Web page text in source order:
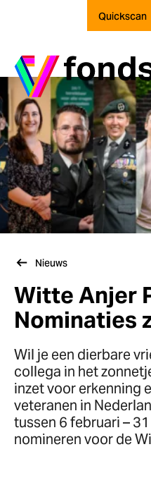
Ga naar home
Quickscan
Nieuws
Witte Anjer
Nominaties
Wil je een dierbare
collega in het
inzet voor erkenning
veteranen in
tussen 6 februari –
nomineren voor de